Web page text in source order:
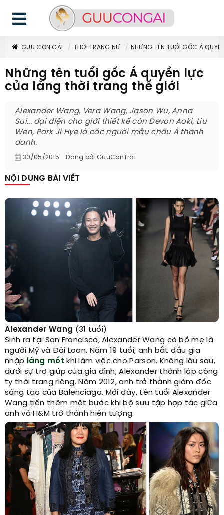
GUU CON GÁI THỜI TRANG NỮ NHỮNG TÊN TUỔI GỐC Á
Những tên tuổi gốc Á quyền lực
của làng thời trang thế giới
Alexander Wang, Vera Wang, Jason Wu, Anna
Sui... đại diện cho giới thiết kế còn Devon Aoki, Liu
Wen, Park Ji Hye là các người mẫu châu Á thành
danh.
30/05/2015 Đăng bởi GuuConTrai
NỘI DUNG BÀI VIẾT
Alexander Wang (31 tuổi)
Sinh ra tại San Francisco, Alexander Wang có bố mẹ là
người Mỹ và Đài Loan. Năm 19 tuổi, anh bắt đầu gia
nhập
làng mốt khi làm việc cho Parson. Không lâu sau,
dưới sự trợ giúp của gia đình, Alexander thành lập công
ty thời trang riêng. Năm 2012, anh trở thành giám đốc
sáng tạo của Balenciaga. Mới đây, tên tuổi Alexander
Wang tiến thêm một bước khi bộ sưu tập hợp tác giữa
anh và H&M trở thành hiện tượng.